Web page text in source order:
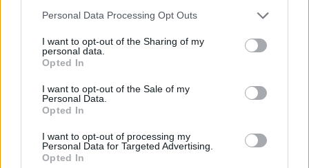
Personal Data Processing Opt Outs
I want to opt-out of the Sharing of my
personal data.
Opted In
I want to opt-out of the Sale of my
Personal Data.
Opted In
I want to opt-out of processing my
Personal Data for Targeted Advertising.
Opted In
Isotta:Per tutti gli dei! e giù tutti i nomi🤣
8 Luglio alle ore 12:38
·Ti stimo
ghibellino:Dicevano... Mannaggium o' puorkorum!
8 Luglio alle ore 12:42
· Ti stimo · Rispondi
Liuk:In compenso era pieno di dei dell'olimpo! 😅🤣